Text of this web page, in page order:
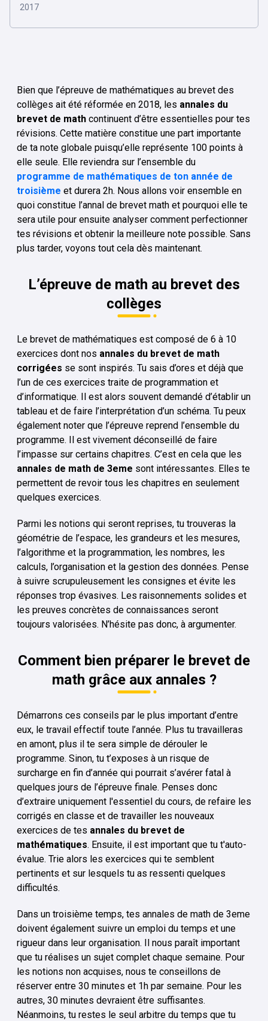
2017
Bien que l’épreuve de mathématiques au brevet des
collèges ait été réformée en 2018, les annales du
brevet de math continuent d’être essentielles pour tes
révisions. Cette matière constitue une part importante
de ta note globale puisqu’elle représente 100 points à
elle seule. Elle reviendra sur l’ensemble du
programme de mathématiques de ton année de
troisième et durera 2h. Nous allons voir ensemble en
quoi constitue l’annal de brevet math et pourquoi elle te
sera utile pour ensuite analyser comment perfectionner
tes révisions et obtenir la meilleure note possible. Sans
plus tarder, voyons tout cela dès maintenant.
L’épreuve de math au brevet des
collèges
Le brevet de mathématiques est composé de 6 à 10
exercices dont nos annales du brevet de math
corrigées se sont inspirés. Tu sais d’ores et déjà que
l’un de ces exercices traite de programmation et
d’informatique. Il est alors souvent demandé d’établir un
tableau et de faire l’interprétation d’un schéma. Tu peux
également noter que l’épreuve reprend l’ensemble du
programme. Il est vivement déconseillé de faire
l’impasse sur certains chapitres. C’est en cela que les
annales de math de 3eme sont intéressantes. Elles te
permettent de revoir tous les chapitres en seulement
quelques exercices.
Parmi les notions qui seront reprises, tu trouveras la
géométrie de l’espace, les grandeurs et les mesures,
l’algorithme et la programmation, les nombres, les
calculs, l’organisation et la gestion des données. Pense
à suivre scrupuleusement les consignes et évite les
réponses trop évasives. Les raisonnements solides et
les preuves concrètes de connaissances seront
toujours valorisées. N’hésite pas donc, à argumenter.
Comment bien préparer le brevet de
math grâce aux annales ?
Démarrons ces conseils par le plus important d’entre
eux, le travail effectif toute l’année. Plus tu travailleras
en amont, plus il te sera simple de dérouler le
programme. Sinon, tu t’exposes à un risque de
surcharge en fin d’année qui pourrait s’avérer fatal à
quelques jours de l’épreuve finale. Penses donc
d’extraire uniquement l'essentiel du cours, de refaire les
corrigés en classe et de travailler les nouveaux
exercices de tes annales du brevet de
mathématiques. Ensuite, il est important que tu t'auto-
évalue. Trie alors les exercices qui te semblent
pertinents et sur lesquels tu as ressenti quelques
difficultés.
Dans un troisième temps, tes annales de math de 3eme
doivent également suivre un emploi du temps et une
rigueur dans leur organisation. Il nous paraît important
que tu réalises un sujet complet chaque semaine. Pour
les notions non acquises, nous te conseillons de
réserver entre 30 minutes et 1h par semaine. Pour les
autres, 30 minutes devraient être suffisantes.
Néanmoins, tu restes le seul arbitre du temps que tu